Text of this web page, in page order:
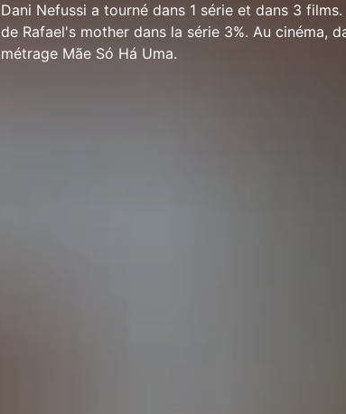
Dani Nefussi a tourné dans 1 série et dans 3
de Rafael's mother dans la série 3%. Au cinéma,
métrage Mãe Só Há Uma.